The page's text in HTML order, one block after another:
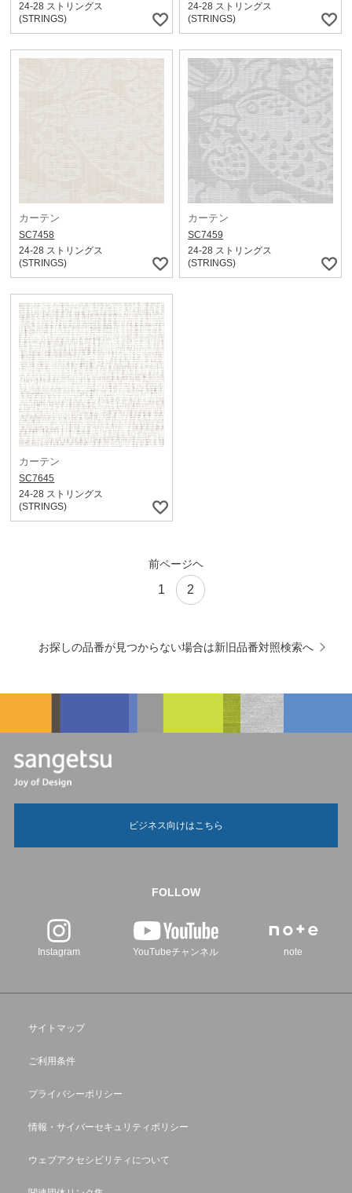
24-28 ストリングス
(STRINGS)
24-28 ストリングス
(STRINGS)
カーテン
SC7458
24-28 ストリングス
(STRINGS)
カーテン
SC7459
24-28 ストリングス
(STRINGS)
カーテン
SC7645
24-28 ストリングス
(STRINGS)
前ページヘ
1 2
お探しの品番が見つからない場合は新旧品番対照検索へ
ビジネス向けはこちら
FOLLOW
Instagram YouTubeチャンネル note
サイトマップ
ご利用条件
プライバシーポリシー
情報・サイバーセキュリティポリシー
ウェブアクセシビリティについて